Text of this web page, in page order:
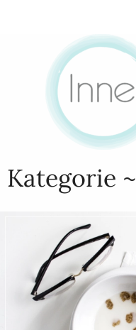
Kategorie ~